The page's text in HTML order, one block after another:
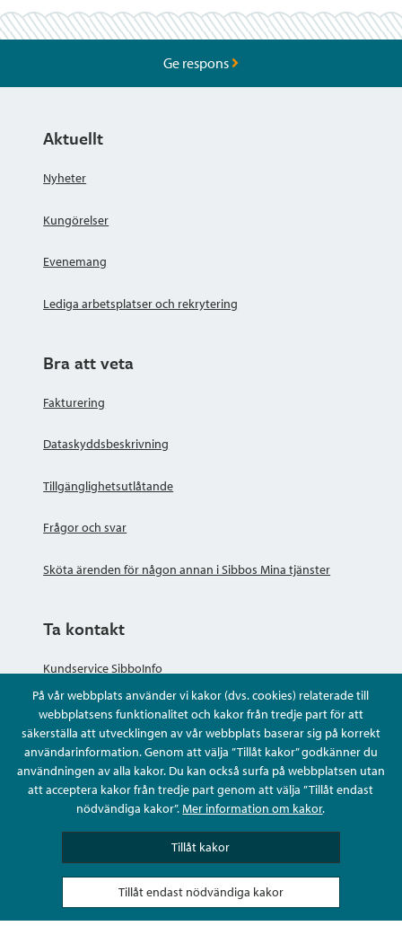
På vår webbplats använder vi kakor (dvs. cookies) relaterade till
webbplatsens funktionalitet och kakor från tredje part för att
säkerställa att utvecklingen av vår webbplats baserar sig på korrekt
användarinformation. Genom att välja ”Tillåt kakor” godkänner du
användningen av alla kakor. Du kan också surfa på webbplatsen utan
att acceptera kakor från tredje part genom att välja ”Tillåt endast
nödvändiga kakor”.Mer information om kakor.
Tillåt kakor
Tillåt endast nödvändiga kakor
Ge respons
Aktuellt
Nyheter
Kungörelser
Evenemang
Lediga arbetsplatser och rekrytering
Bra att veta
Fakturering
Dataskyddsbeskrivning
Tillgänglighetsutlåtande
Frågor och svar
Sköta ärenden för någon annan i Sibbos Mina tjänster
Ta kontakt
Kundservice SibboInfo
Ge anonym respons
Ställ en fråga eller sköta ditt ärende
Kontaktuppgifter